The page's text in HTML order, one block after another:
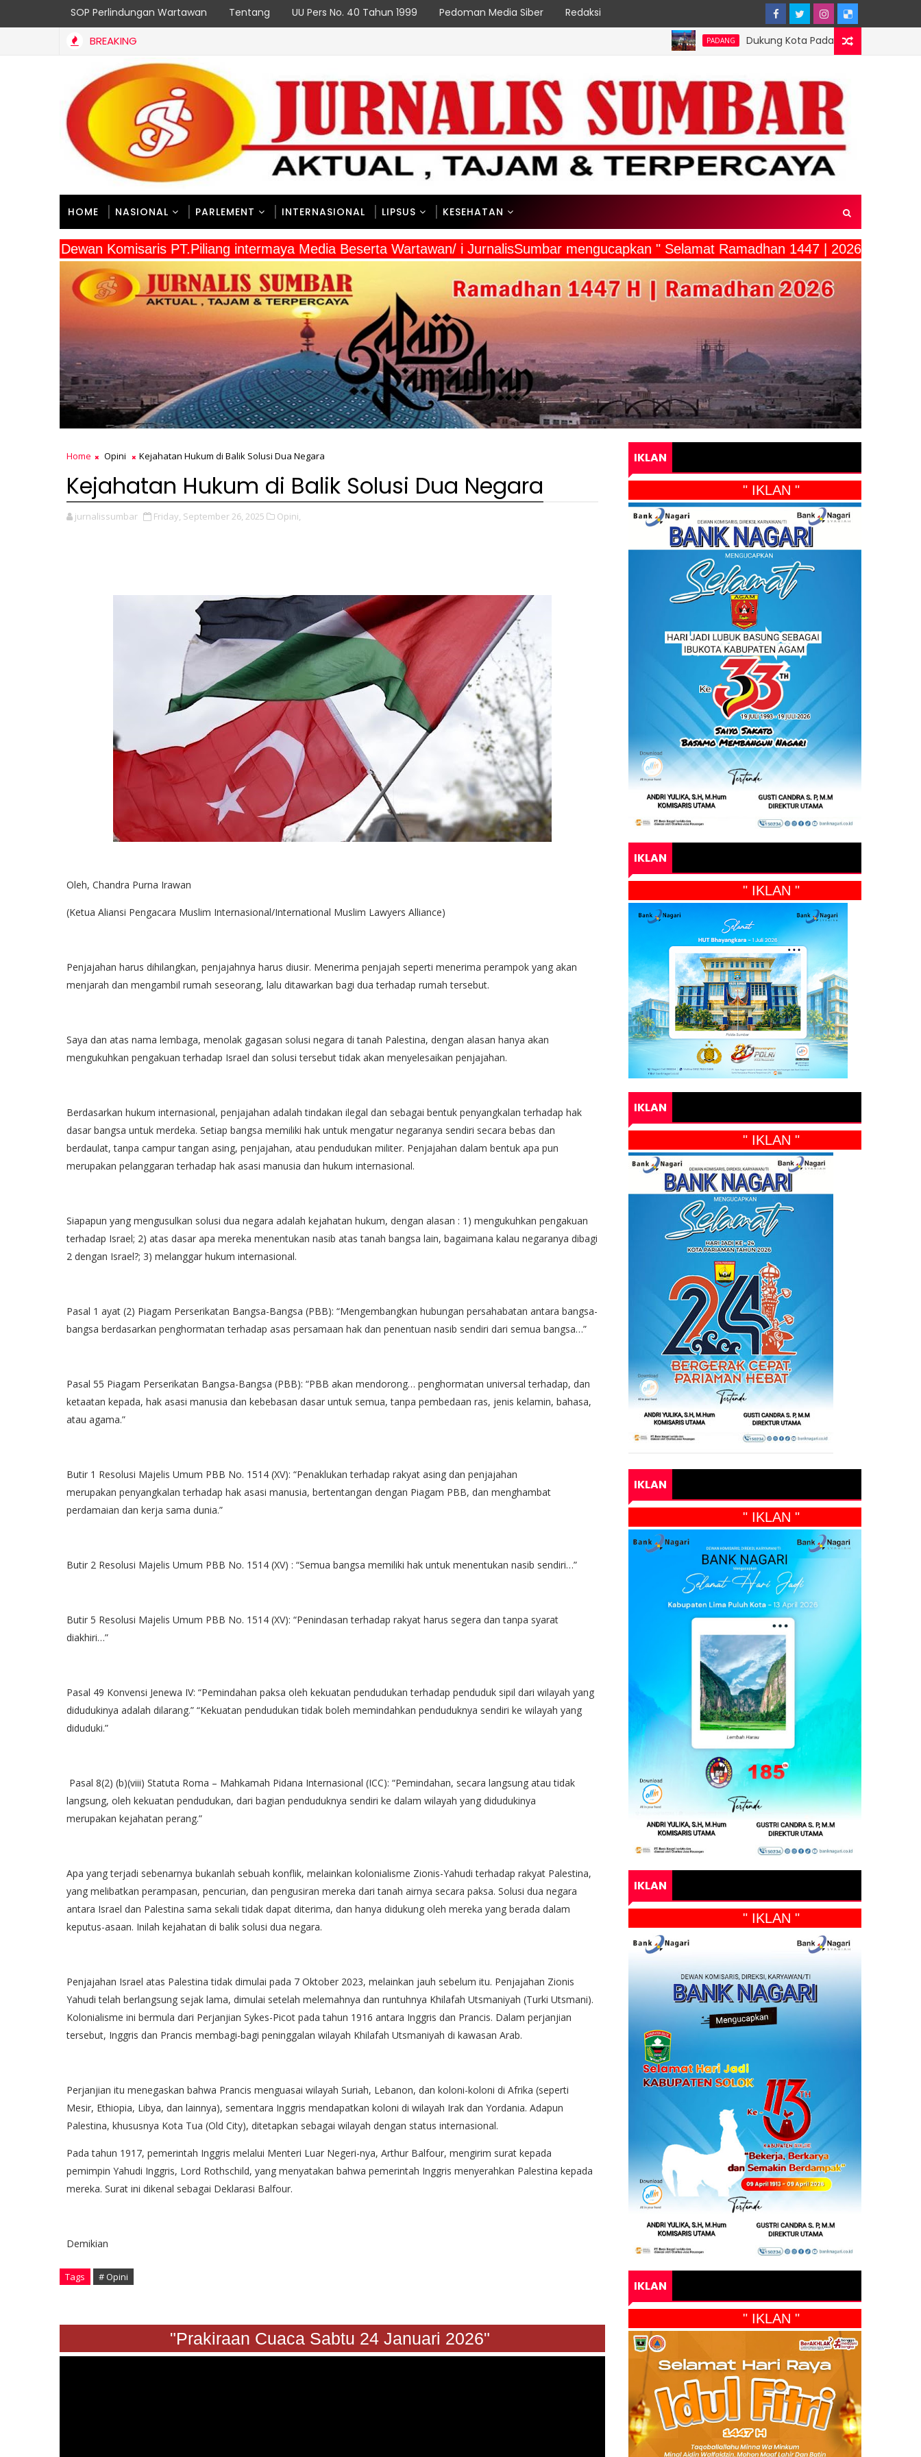
SOP Perlindungan Wartawan Tentang UU Pers No. 40 Tahun 1999 Pedoman Media Siber Redaksi
BREAKING Dukung Kota Padang Jadi Kota Inovator, Kartu
HOME NASIONAL PARLEMENT INTERNASIONAL LIPSUS KESEHATAN
" Dewan Komisaris PT.Piliang intermaya Media Beserta Wartawan/ i JurnalisSumbar mengucapkan " Selamat Ramadhan 1447 | 2026"
Home Opini Kejahatan Hukum di Balik Solusi Dua Negara
Kejahatan Hukum di Balik Solusi Dua Negara
jurnalissumbar Friday, September 26, 2025 Opini,
Oleh, Chandra Purna Irawan
(Ketua Aliansi Pengacara Muslim Internasional/International Muslim Lawyers Alliance)
Penjajahan harus dihilangkan, penjajahnya harus diusir. Menerima penjajah seperti menerima perampok yang akan
menjarah dan mengambil rumah seseorang, lalu ditawarkan bagi dua terhadap rumah tersebut.
Saya dan atas nama lembaga, menolak gagasan solusi negara di tanah Palestina, dengan alasan hanya akan
mengukuhkan pengakuan terhadap Israel dan solusi tersebut tidak akan menyelesaikan penjajahan.
Berdasarkan hukum internasional, penjajahan adalah tindakan ilegal dan sebagai bentuk penyangkalan terhadap hak
dasar bangsa untuk merdeka. Setiap bangsa memiliki hak untuk mengatur negaranya sendiri secara bebas dan
berdaulat, tanpa campur tangan asing, penjajahan, atau pendudukan militer. Penjajahan dalam bentuk apa pun
merupakan pelanggaran terhadap hak asasi manusia dan hukum internasional.
Siapapun yang mengusulkan solusi dua negara adalah kejahatan hukum, dengan alasan : 1) mengukuhkan pengakuan
terhadap Israel; 2) atas dasar apa mereka menentukan nasib atas tanah bangsa lain, bagaimana kalau negaranya dibagi
2 dengan Israel?; 3) melanggar hukum internasional.
Pasal 1 ayat (2) Piagam Perserikatan Bangsa-Bangsa (PBB): “Mengembangkan hubungan persahabatan antara bangsa-
bangsa berdasarkan penghormatan terhadap asas persamaan hak dan penentuan nasib sendiri dari semua bangsa…”
Pasal 55 Piagam Perserikatan Bangsa-Bangsa (PBB): “PBB akan mendorong… penghormatan universal terhadap, dan
ketaatan kepada, hak asasi manusia dan kebebasan dasar untuk semua, tanpa pembedaan ras, jenis kelamin, bahasa,
atau agama.”
Butir 1 Resolusi Majelis Umum PBB No. 1514 (XV): “Penaklukan terhadap rakyat asing dan penjajahan
merupakan penyangkalan terhadap hak asasi manusia, bertentangan dengan Piagam PBB, dan menghambat
perdamaian dan kerja sama dunia.”
Butir 2 Resolusi Majelis Umum PBB No. 1514 (XV) : “Semua bangsa memiliki hak untuk menentukan nasib sendiri…”
Butir 5 Resolusi Majelis Umum PBB No. 1514 (XV): “Penindasan terhadap rakyat harus segera dan tanpa syarat
diakhiri…”
Pasal 49 Konvensi Jenewa IV: “Pemindahan paksa oleh kekuatan pendudukan terhadap penduduk sipil dari wilayah yang
didudukinya adalah dilarang.” “Kekuatan pendudukan tidak boleh memindahkan penduduknya sendiri ke wilayah yang
diduduki.”
Pasal 8(2) (b)(viii) Statuta Roma – Mahkamah Pidana Internasional (ICC): “Pemindahan, secara langsung atau tidak
langsung, oleh kekuatan pendudukan, dari bagian penduduknya sendiri ke dalam wilayah yang didudukinya
merupakan kejahatan perang.”
Apa yang terjadi sebenarnya bukanlah sebuah konflik, melainkan kolonialisme Zionis-Yahudi terhadap rakyat Palestina,
yang melibatkan perampasan, pencurian, dan pengusiran mereka dari tanah airnya secara paksa. Solusi dua negara
antara Israel dan Palestina sama sekali tidak dapat diterima, dan hanya didukung oleh mereka yang berada dalam
keputus-asaan. Inilah kejahatan di balik solusi dua negara.
Penjajahan Israel atas Palestina tidak dimulai pada 7 Oktober 2023, melainkan jauh sebelum itu. Penjajahan Zionis
Yahudi telah berlangsung sejak lama, dimulai setelah melemahnya dan runtuhnya Khilafah Utsmaniyah (Turki Utsmani).
Kolonialisme ini bermula dari Perjanjian Sykes-Picot pada tahun 1916 antara Inggris dan Prancis. Dalam perjanjian
tersebut, Inggris dan Prancis membagi-bagi peninggalan wilayah Khilafah Utsmaniyah di kawasan Arab.
Perjanjian itu menegaskan bahwa Prancis menguasai wilayah Suriah, Lebanon, dan koloni-koloni di Afrika (seperti
Mesir, Ethiopia, Libya, dan lainnya), sementara Inggris mendapatkan koloni di wilayah Irak dan Yordania. Adapun
Palestina, khususnya Kota Tua (Old City), ditetapkan sebagai wilayah dengan status internasional.
Pada tahun 1917, pemerintah Inggris melalui Menteri Luar Negeri-nya, Arthur Balfour, mengirim surat kepada
pemimpin Yahudi Inggris, Lord Rothschild, yang menyatakan bahwa pemerintah Inggris menyerahkan Palestina kepada
mereka. Surat ini dikenal sebagai Deklarasi Balfour.
Demikian
Tags # Opini
"Prakiraan Cuaca Sabtu 24 Januari 2026"
IKLAN
" IKLAN "
IKLAN
" IKLAN "
IKLAN
" IKLAN "
IKLAN
" IKLAN "
IKLAN
" IKLAN "
IKLAN
" IKLAN "